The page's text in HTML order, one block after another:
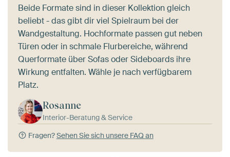
Beide Formate sind in dieser Kollektion gleich
beliebt - das gibt dir viel Spielraum bei der
Wandgestaltung. Hochformate passen gut neben
Türen oder in schmale Flurbereiche, während
Querformate über Sofas oder Sideboards ihre
Wirkung entfalten. Wähle je nach verfügbarem
Platz.
Rosanne
Interior-Beratung & Service
Fragen?Sehen Sie sich unsere FAQ an